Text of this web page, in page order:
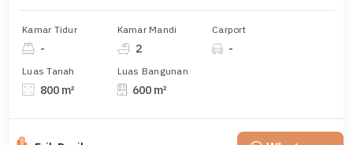
Kamar Tidur
-
Kamar Mandi
2
Carport
-
Luas Tanah
800 m²
Luas Bangunan
600 m²